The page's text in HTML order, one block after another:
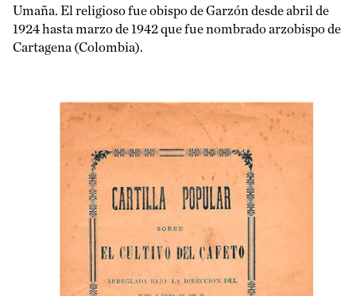
Umaña. El religioso fue obispo de Garzón desde abril de
1924 hasta marzo de 1942 que fue nombrado arzobispo de
Cartagena (Colombia).